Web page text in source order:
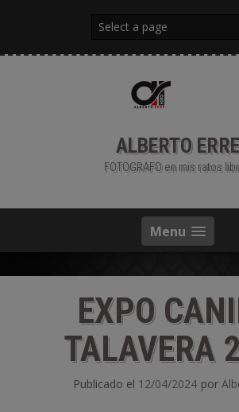
ALBERTO ERRE
FOTOGRAFO en mis ratos
Menu
EXPO
TALAVERA
Publicado el 12/04/2024 por